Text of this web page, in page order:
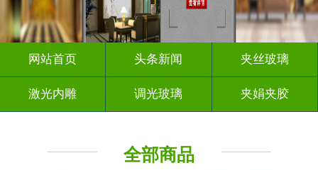
网站首页 头条新闻 夹丝玻璃
激光内雕 调光玻璃 夹娟夹胶
全部商品